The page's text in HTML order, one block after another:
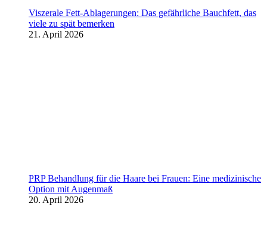
Viszerale Fett-Ablagerungen: Das gefährliche Bauchfett, das
viele zu spät bemerken
21. April 2026
PRP Behandlung für die Haare bei Frauen: Eine medizinische
Option mit Augenmaß
20. April 2026